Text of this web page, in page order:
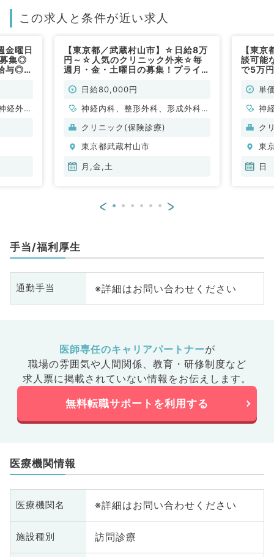
この求人と条件が近い求人
金曜日
募集◎
与◎人
経外
【東京都／武蔵村山市】☆日給8万
円～☆人気のクリニック外来☆毎
週月・金・土曜日の募集！プライマ
（一般内科・一般外科・総合診療科
日給80,000円
神経内科、整形外科、形成外科、
脳神経外科、呼吸器外科、心臓血
般内科、循環器内科、呼吸器内
科、消化器内科、内分泌・代謝内
器外科、乳腺外科、膠原病科、ス
クリニック(保険診療)
東京都武蔵村山市
月,金,土
【東
談可能
で5万
単
神
科
ク
東
日
< >
手当/福利厚生
通勤手当 ※詳細はお問い合わせください
医師専任のキャリアパートナーが
職場の雰囲気や人間関係、 教育・研修制度など
求人票に掲載されていない情報をお伝えします。
無料転職サポートを利用する
医療機関情報
医療機関名 ※詳細はお問い合わせください
施設種別 訪問診療